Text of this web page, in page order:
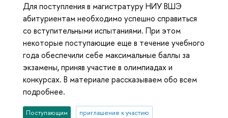
Для поступления в магистратуру НИУ ВШЭ
абитуриентам необходимо успешно справиться
со вступительными испытаниями. При этом
некоторые поступающие еще в течение учебного
года обеспечили себе максимальные баллы за
экзамены, приняв участие в олимпиадах и
конкурсах. В материале рассказываем обо всем
подробнее.
Поступающим приглашение к участию